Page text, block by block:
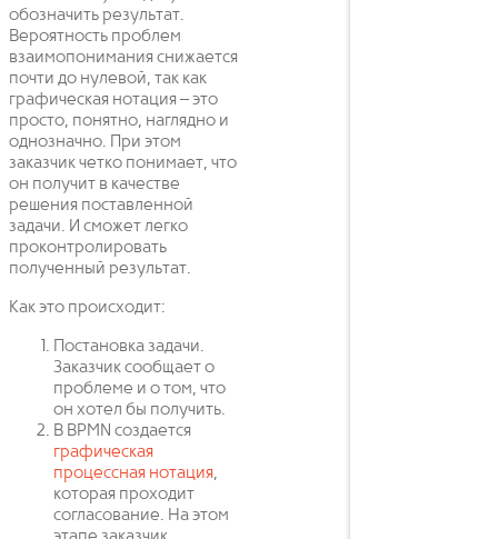
обозначить результат.
Вероятность проблем
взаимопонимания снижается
почти до нулевой, так как
графическая нотация – это
просто, понятно, наглядно и
однозначно. При этом
заказчик четко понимает, что
он получит в качестве
решения поставленной
задачи. И сможет легко
проконтролировать
полученный результат.
Как это происходит:
Постановка задачи.
Заказчик сообщает о
проблеме и о том, что
он хотел бы получить.
В BPMN создается
графическая
процессная нотация,
которая проходит
согласование. На этом